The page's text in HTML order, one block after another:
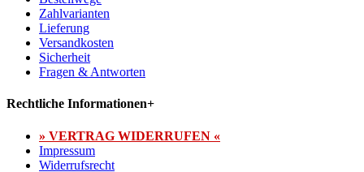
Zahlvarianten
Lieferung
Versandkosten
Sicherheit
Fragen & Antworten
Rechtliche Informationen+
» VERTRAG WIDERRUFEN «
Impressum
Widerrufsrecht